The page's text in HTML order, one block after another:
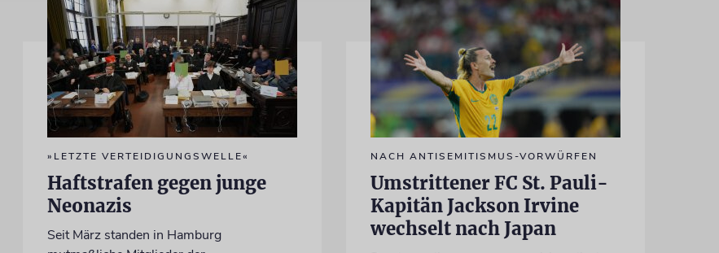
»LETZTE VERTEIDIGUNGSWELLE«
Haftstrafen gegen junge
Neonazis
Seit März standen in Hamburg
NACH ANTISEMITISMUS-VORWÜRFEN
Umstrittener FC St. Pauli-
Kapitän Jackson Irvine
wechselt nach Japan